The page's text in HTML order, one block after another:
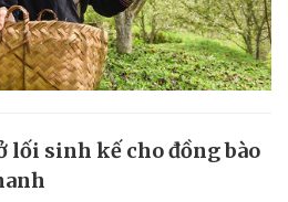
lối sinh kế cho đồng bào